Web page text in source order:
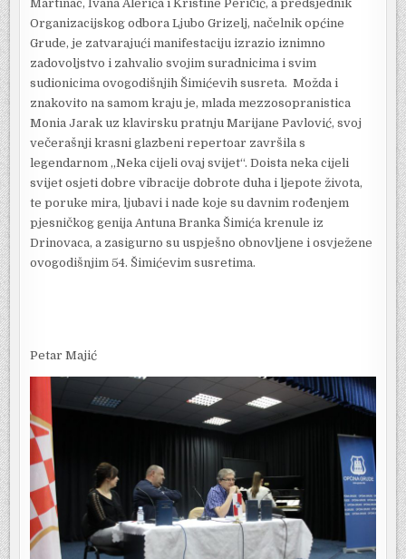
Martinac, Ivana Alerića i Kristine Peričić, a predsjednik
Organizacijskog odbora Ljubo Grizelj, načelnik općine
Grude, je zatvarajući manifestaciju izrazio iznimno
zadovoljstvo i zahvalio svojim suradnicima i svim
sudionicima ovogodišnjih Šimićevih susreta. Možda i
znakovito na samom kraju je, mlada mezzosopranistica
Monia Jarak uz klavirsku pratnju Marijane Pavlović, svoj
večerašnji krasni glazbeni repertoar završila s
legendarnom „Neka cijeli ovaj svijet“. Doista neka cijeli
svijet osjeti dobre vibracije dobrote duha i ljepote života,
te poruke mira, ljubavi i nade koje su davnim rođenjem
pjesničkog genija Antuna Branka Šimića krenule iz
Drinovaca, a zasigurno su uspješno obnovljene i osvježene
ovogodišnjim 54. Šimićevim susretima.
Petar Majić